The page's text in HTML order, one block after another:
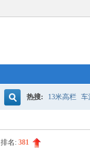
热搜: 13米高栏 车
排名: 381